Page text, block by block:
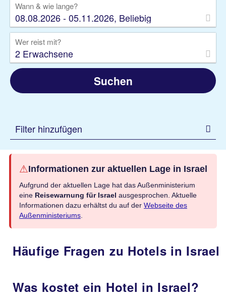
Wann & wie lange?
08.08.2026 - 05.11.2026, Beliebig
Wer reist mit?
2 Erwachsene
Suchen
Filter hinzufügen
⚠Informationen zur aktuellen Lage in Israel
Aufgrund der aktuellen Lage hat das Außenministerium
eine Reisewarnung für Israel ausgesprochen. Aktuelle
Informationen dazu erhältst du auf der Webseite des
Außenministeriums
Häufige Fragen zu Hotels in Israel
Was kostet ein Hotel in Israel?